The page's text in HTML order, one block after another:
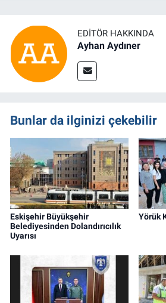
EDITÖR HAKKINDA
Ayhan Aydıner
Bunlar da ilginizi çekebilir
Eskişehir Büyükşehir
Belediyesinden Dolandırıcılık
Uyarısı
Yörük